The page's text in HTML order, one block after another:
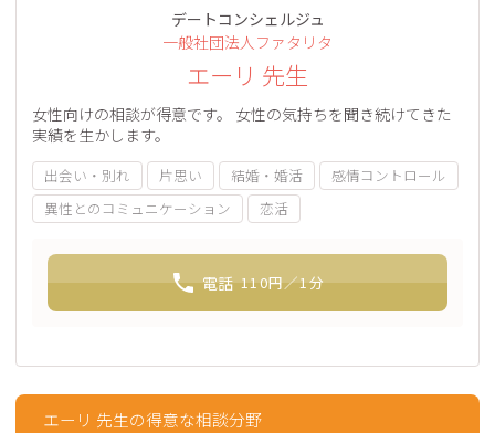
デートコンシェルジュ
一般社団法人ファタリタ
エーリ 先生
女性向けの相談が得意です。 女性の気持ちを聞き続けてきた
実績を生かします。
出会い・別れ 片思い 結婚・婚活
感情コントロール
異性とのコミュニケーション
恋活
電話 110円／1分
エーリ 先生の得意な相談分野